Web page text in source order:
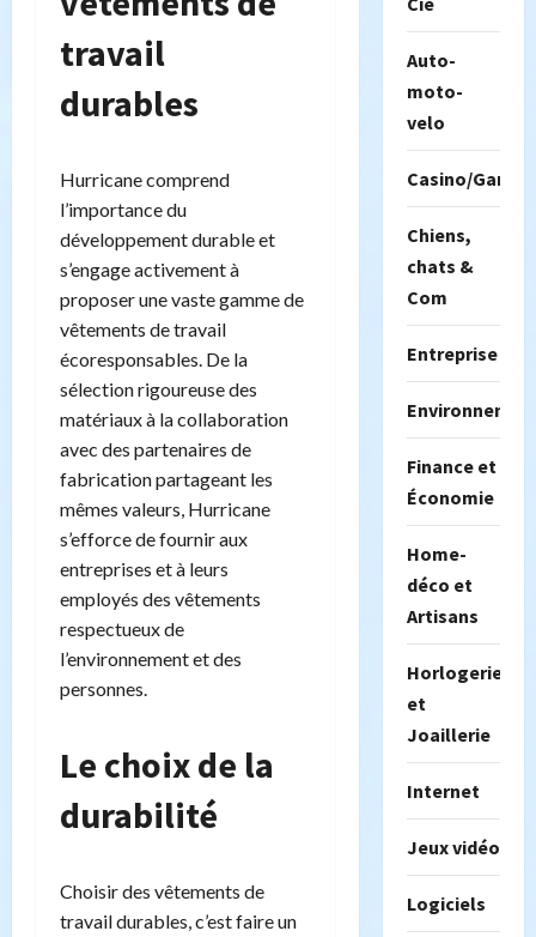
travail
durables
Hurricane comprend
l’importance du
développement durable et
s’engage activement à
proposer une vaste gamme de
vêtements de travail
écoresponsables. De la
sélection rigoureuse des
matériaux à la collaboration
avec des partenaires de
fabrication partageant les
mêmes valeurs, Hurricane
s’efforce de fournir aux
entreprises et à leurs
employés des vêtements
respectueux de
l’environnement et des
personnes.
Le choix de la
durabilité
Choisir des vêtements de
travail durables, c’est faire un
Auto-
moto-
velo
Casino/
Chiens,
chats &
Com
Entreprise
Finance et
Économie
Home-
déco et
Artisans
Horlogerie
et
Joaillerie
Internet
Jeux vidéo
Logiciels